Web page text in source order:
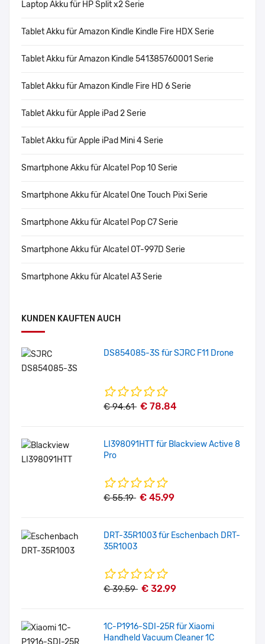
Laptop Akku für HP Split x2 Serie
Tablet Akku für Amazon Kindle Kindle Fire HDX Serie
Tablet Akku für Amazon Kindle 541385760001 Serie
Tablet Akku für Amazon Kindle Fire HD 6 Serie
Tablet Akku für Apple iPad 2 Serie
Tablet Akku für Apple iPad Mini 4 Serie
Smartphone Akku für Alcatel Pop 10 Serie
Smartphone Akku für Alcatel One Touch Pixi Serie
Smartphone Akku für Alcatel Pop C7 Serie
Smartphone Akku für Alcatel OT-997D Serie
Smartphone Akku für Alcatel A3 Serie
KUNDEN KAUFTEN AUCH
DS854085-3S für SJRC F11 Drone
€ 94.61 € 78.84
LI398091HTT für Blackview Active 8
Pro
€ 55.19 € 45.99
DRT-35R1003 für Eschenbach DRT-
35R1003
€ 39.59 € 32.99
1C-P1916-SDI-25R für Xiaomi
Handheld Vacuum Cleaner 1C